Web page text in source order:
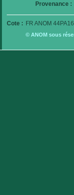
Provenance :
Cote : FR ANOM
© ANOM sous